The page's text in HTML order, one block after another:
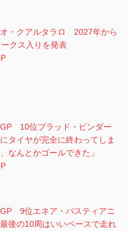
・クアルタラロ 2027年から
クス入りを発表
GP 10位ブラッド・ビンダー
にタイヤが完全に終わってしま
なんとかゴールできた」
GP 9位エネア・バスティアニ
後の10周はいいペースで走れ